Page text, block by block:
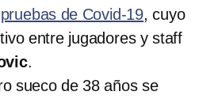
pruebas de Covid-19, cuyo
entre jugadores y staff
.
sueco de 38 años se